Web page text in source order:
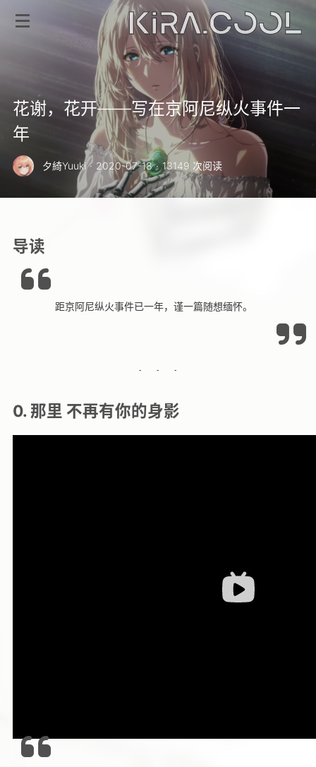
花谢，花开——写在京阿尼纵火事件一
年
夕綺Yuuki · 2020-07-18 · 13149 次阅读
导读
距京阿尼纵火事件已一年，谨一篇随想缅怀。
0. 那里 不再有你的身影